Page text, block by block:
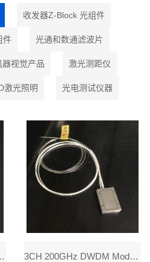
收发器Z-Block 光组件
件 光通和数通滤波片
器视觉产品 激光测距仪
激光照明 光电测试仪器
APC,0.5M，用于光传感和探测的 3CH 200GHz DWDM Module,C40/C32/C26 ,ZBL,900um Loose tube,0.3M, FC/APC，应用于相控阵天线、卫星通信和量子传输的超低PDL高集成度DW